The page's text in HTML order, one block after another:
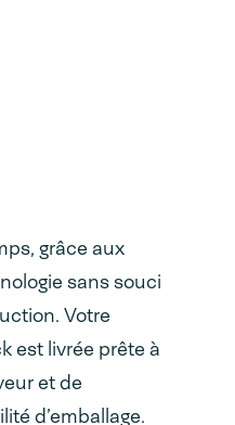
grâce aux
sans souci
Votre
est livrée prête à
et de
d’emballage.